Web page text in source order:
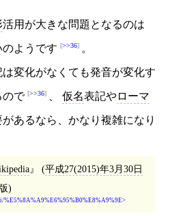
活用が大きな問題となるのは
のようです >>36 。
は変化がなくても発音が変化す
ので >>36 仮名表記やローマ
あるなら、かなり複雑になり
(平成27(2015)年3月30日
)